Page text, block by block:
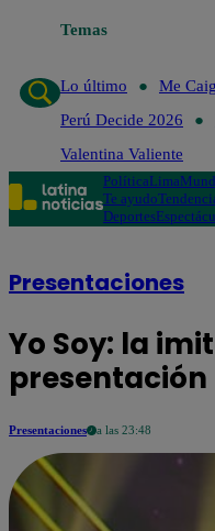
Temas
Lo último
Me
Perú Decide 2026
Valentina Valiente
PolíticaLima
Te ayudo
Deportes
Presentaciones
Yo Soy: la
presentación
Presentaciones a las 23:48